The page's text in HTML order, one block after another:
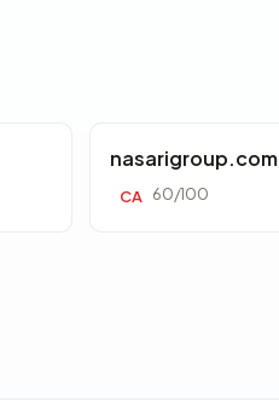
nasarigroup.com
CA 60/100